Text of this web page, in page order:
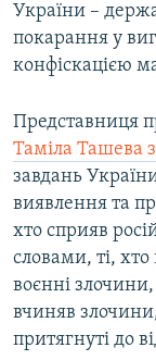
України –
покарання у
конфіскацією
Представниця
Таміла Ташева
завдань
виявлення та
хто сприяв
словами, ті,
воєнні
вчиняв
притягнуті до